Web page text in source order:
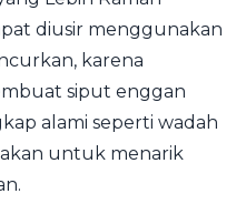
diusir menggunakan
karena
siput enggan
alami seperti wadah
untuk menarik